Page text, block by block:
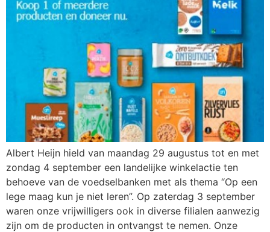
Albert Heijn hield van maandag 29 augustus tot en met
zondag 4 september een landelijke winkelactie ten
behoeve van de voedselbanken met als thema “Op een
lege maag kun je niet leren”. Op zaterdag 3 september
waren onze vrijwilligers ook in diverse filialen aanwezig
zijn om de producten in ontvangst te nemen. Onze